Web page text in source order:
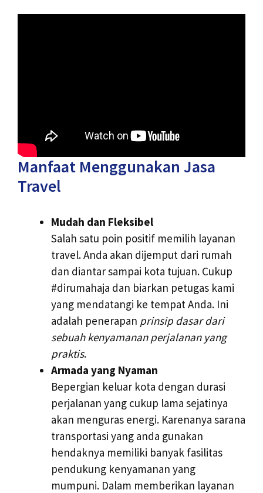
Manfaat Menggunakan Jasa
Travel
Mudah dan Fleksibel
Salah satu poin positif memilih layanan
travel. Anda akan dijemput dari rumah
dan diantar sampai kota tujuan. Cukup
#dirumahaja dan biarkan petugas kami
yang mendatangi ke tempat Anda. Ini
adalah penerapan prinsip dasar dari
sebuah kenyamanan perjalanan yang
praktis.
Armada yang Nyaman
Bepergian keluar kota dengan durasi
perjalanan yang cukup lama sejatinya
akan menguras energi. Karenanya sarana
transportasi yang anda gunakan
hendaknya memiliki banyak fasilitas
pendukung kenyamanan yang
mumpuni. Dalam memberikan layanan